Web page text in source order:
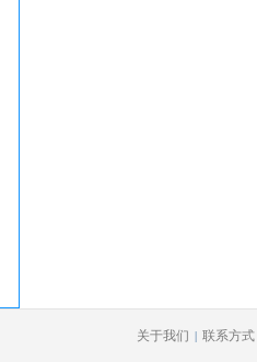
关于我们 | 联系方式